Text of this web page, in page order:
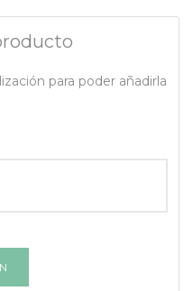
para poder añadirla